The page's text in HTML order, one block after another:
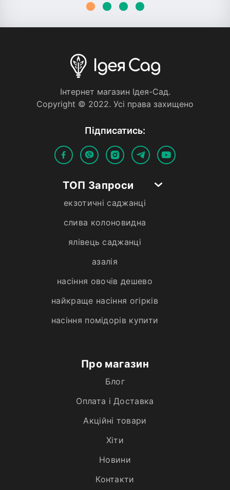
Iнтернет магазин Iдея-Сад.
Copyright © 2022. Усi права захищено
Пiдписатись:
ТОП Запроси
екзотичні саджанці
слива колоновидна
ялівець саджанці
азалія
насіння овочів дешево
найкраще насіння огірків
насіння помідорів купити
Про магазин
Блог
Оплата і Доставка
Акційні товари
Хiти
Новини
Контакти